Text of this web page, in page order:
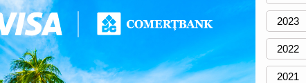
2023
2022
2021